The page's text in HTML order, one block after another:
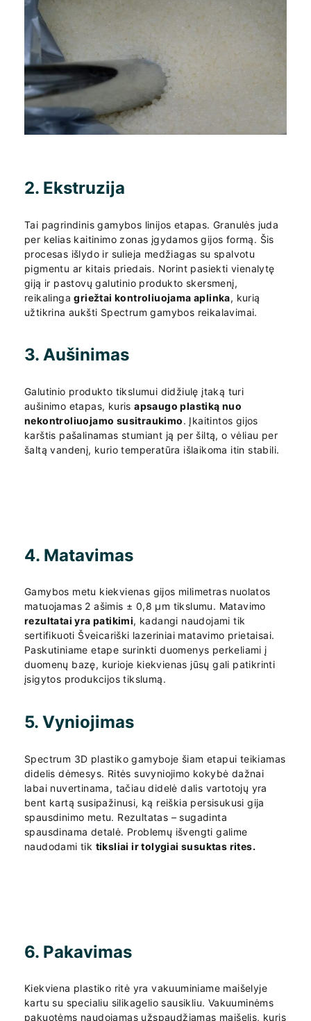
2. Ekstruzija
Tai pagrindinis gamybos linijos etapas. Granulės juda
per kelias kaitinimo zonas įgydamos gijos formą. Šis
procesas išlydo ir sulieja medžiagas su spalvotu
pigmentu ar kitais priedais. Norint pasiekti vienalytę
giją ir pastovų galutinio produkto skersmenį,
reikalingagriežtai kontroliuojama aplinka, kurią
užtikrina aukšti Spectrum gamybos reikalavimai.
3. Aušinimas
Galutinio produkto tikslumui didžiulę įtaką turi
aušinimo etapas, kurisapsaugo plastiką nuo
nekontroliuojamo susitraukimo. Įkaitintos gijos
karštis pašalinamas stumiant ją per šiltą, o vėliau per
šaltą vandenį, kurio temperatūra išlaikoma itin stabili.
4. Matavimas
Gamybos metu kiekvienas gijos milimetras nuolatos
matuojamas 2 ašimis ± 0,8 µm tikslumu. Matavimo
rezultatai yra patikimi, kadangi naudojami tik
sertifikuoti Šveicariški lazeriniai matavimo prietaisai.
Paskutiniame etape surinkti duomenys perkeliami į
duomenų bazę, kurioje kiekvienas jūsų gali patikrinti
įsigytos produkcijos tikslumą.
5. Vyniojimas
Spectrum 3D plastiko gamyboje šiam etapui teikiamas
didelis dėmesys. Ritės suvyniojimo kokybė dažnai
labai nuvertinama, tačiau didelė dalis vartotojų yra
bent kartą susipažinusi, ką reiškia persisukusi gija
spausdinimo metu. Rezultatas – sugadinta
spausdinama detalė. Problemų išvengti galime
naudodami tik tiksliai ir tolygiai susuktas rites.
6. Pakavimas
Kiekviena plastiko ritė yra vakuuminiame maišelyje
kartu su specialiu silikagelio sausikliu. Vakuuminėms
pakuotėms naudojamas užspaudžiamas maišelis, kuris